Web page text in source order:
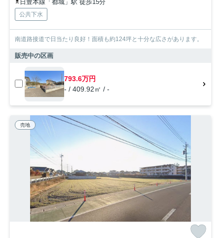
日豊本線「都城」駅 徒歩15分
公共下水
南道路接道で日当たり良好！面積も約124坪と十分な広さがあります。
販売中の区画
793.6万円
- / 409.92㎡ / -
売地